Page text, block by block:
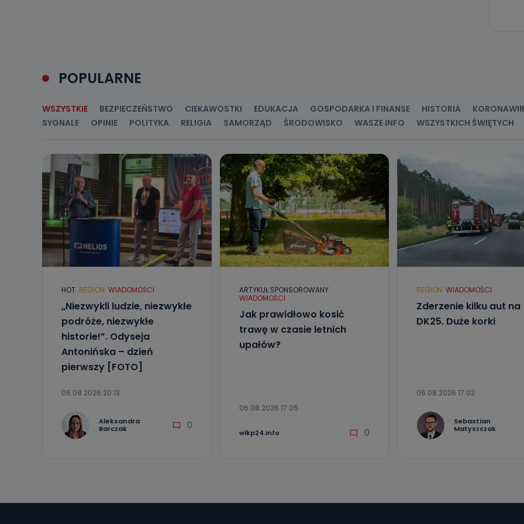
Jak skontaktować się z inspektorem danych osobowych?
Można to zrobić pod numerem telefonu 62 735-51-05 lub e-mailowo pod adresem:
POPULARNE
WSZYSTKIE BEZPIECZEŃSTWO CIEKAWOSTKI EDUKACJA GOSPODARKA I FINANSE HISTORIA
SYGNALE
OPINIE POLITYKA RELIGIA SAMORZĄD ŚRODOWISKO WASZE INFO WSZYSTKICH ŚWIĘTYCH
HOT REGION WIADOMOŚCI
„Niezwykli ludzie, niezwykłe
podróże, niezwykłe
historie!”. Odyseja
Antonińska – dzień
pierwszy [FOTO]
06.08.2026 20:13
Aleksandra
Barczak
0
ARTYKUŁ SPONSOROWANY
WIADOMOŚCI
Jak prawidłowo kosić
trawę w czasie letnich
upałów?
06.08.2026 17:05
wlkp24.info 0
REGION WIADOMOŚCI
Zderzenie kilku aut na
DK25. Duże korki
06.08.2026 17:02
Sebastian
Matyszczak